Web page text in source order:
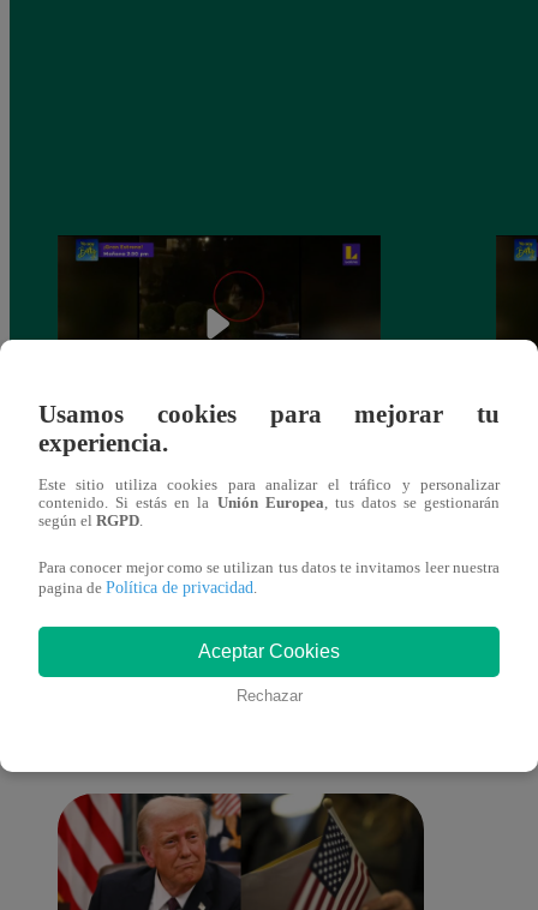
Sofía Franco ocasiona triple choque en
estado de ebriedad
También te puede
interesar
Usamos cookies para mejorar tu
experiencia.
Este sitio utiliza cookies para analizar el tráfico y personalizar
contenido. Si estás en la Unión Europea , tus datos se gestionarán
según el RGPD
Para conocer mejor como se utilizan tus datos te invitamos leer nuestra
pagina de Política de privacidad
Aceptar Cookies
Rechazar